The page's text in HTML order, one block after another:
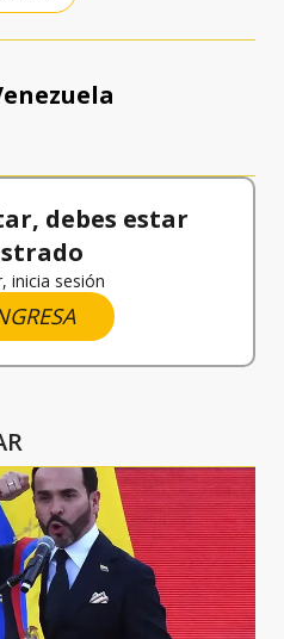
debes estar
inicia sesión